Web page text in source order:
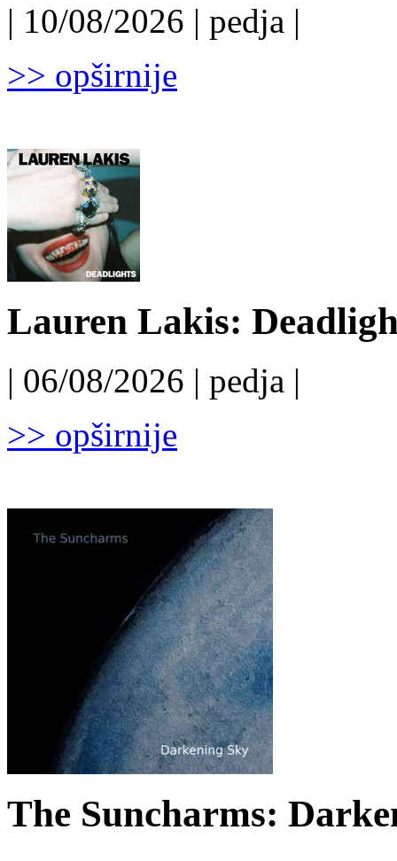
| 10/08/2026 | pedja |
>> opširnije
Lauren Lakis:
| 06/08/2026 | pedja |
>> opširnije
The Suncharms: